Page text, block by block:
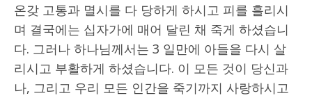
온갖 고통과 멸시를 다 당하게 하시고 피를 흘리시
며 결국에는 십자가에 매어 달린 채 죽게 하셨습니
다. 그러나 하나님께서는 3 일만에 아들을 다시 살
리시고 부활하게 하셨습니다. 이 모든 것이 당신과
나, 그리고 우리 모든 인간을 죽기까지 사랑하시고